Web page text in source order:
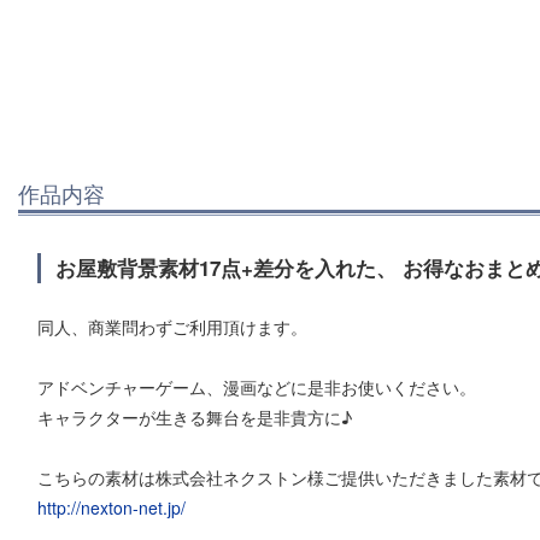
作品内容
お屋敷背景素材17点+差分を入れた、 お得なおまと
同人、商業問わずご利用頂けます。
アドベンチャーゲーム、漫画などに是非お使いください。
キャラクターが生きる舞台を是非貴方に♪
こちらの素材は株式会社ネクストン様ご提供いただきました素材で
http://nexton-net.jp/